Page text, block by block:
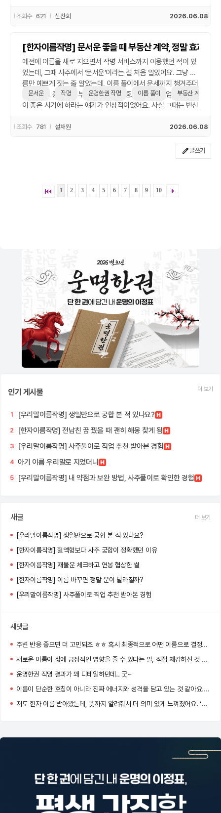
좋아질 수 있다는 얘기도 해줬어요. 실제로 뱀 꿈 꾼 다음에 소개
거기서도 ‘좋은 이름’이 운을 바꿀 수 있다면서 신생아 작명할 때
도 중요하다고 하더라고요. 저도 한 번 ‘운명한권 작명’에서 이름
추천 받아봤는데, 의미 있는 이름이 삶에 영향을 줄 수 있다는 얘
기에 은근히 혹하게 됐습니다. 요즘은 꿈해몽이랑 이름 풀이 둘
다 챙기는 사람이 많아서, 나만 이상한 게 아니라는 생각도 들었
어요. 진짜로 꿈에서 본 뱀이 연애운에 영향을 줬는지는 모르겠지
조회수 621 신찬희 2026.06.08
[한자이름작명] 문서운 좋을 때 부동산 계약, 정말 효과 있
예전에 이름을 새로 지으면서 작명 서비스까지 이용했던 적이 있
었는데, 그때 사주에서 ‘문서운’이라는 걸 처음 알았어요. 그냥 이
름만 예쁘게 짓는 줄 알았는데, 이름 풀이에서 운세까지 챙겨주더
라고요. 그 중에서도 부동산 계약이나 중요한 서류 작업은 문서운
이 좋은 시기에 하라는 얘기가 인상적이었어요. 사실 그때는 반신
고요. 날짜를 몇 군데 후보로 두고, 작명 때 받았던 운명한권 작명
체크해서 그 즈음에 계약을 진행했죠. 막상 해보니 신기하게도 진
행이 별 탈 없이 술술 풀렸어요. 집주인도 연락 잘 되고, 서류 문제
딱히 미신 믿는 스타일은 아니지만, 한 번쯤 경험해보니 이게 또
문서운 작명 운명한권 작명 이름 풀이 부동산 계약
조회수 781 설채원 2026.06.08
글쓰기
1 2 3 4 5 6 7 8 9 10
인기 게시물 더 보기
1 [우리말이름작명] 생일만으로 궁합 본 적 있나요?
2 [한자이름작명] 전남친 꿈 꿨을 때 괜히 해몽 찾게 됨
3 [우리말이름작명] 사주풀이로 직업 추천 받아본 경험
4 아기 이름 우리말로 지었더니
5 [우리말이름작명] 내 약점과 보완 방법, 사주풀이로 확인한 경험
새글 더 보기
[우리말이름작명] 생일만으로 궁합 본 적 있나요?
[한자이름작명] 혈액형보다 사주 궁합이 정확했던 이유
[한자이름작명] 재물운 체크하고 연봉 협상한 썰
[한자이름작명] 이름 바꾸면 정말 운이 달라질까?
[우리말이름작명] 사주풀이로 직업 추천 받아본 경험
새댓글
주변 반응 좋으면 더 고민되죠 ㅎㅎ 혹시 최종적으로 어떤 이름으로 결정하셨어요?
새로운 이름이 삶에 긍정적인 영향을 줄 수 있다는 말, 직접 체감하신 것 같아요! 멋진 선택 하셨네요 :)
운명한권 작명 결과가 꽤 디테일하던데.. 굿~
이름이 단순한 호칭이 아니라 진짜 에너지와 성격을 담고 있는 것 같아요. 저도 바꿔볼까 고민 중이에요!
저도 한자 이름 받아봤는데, 뜻까지 알려줘서 더 의미 있게 느껴졌어요. ‘정화’ 너무 맑고 고운 이름이네요!